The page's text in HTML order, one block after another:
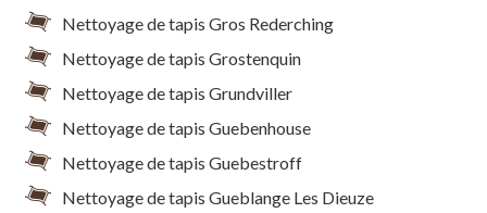
Nettoyage de tapis Gros Rederching
Nettoyage de tapis Grostenquin
Nettoyage de tapis Grundviller
Nettoyage de tapis Guebenhouse
Nettoyage de tapis Guebestroff
Nettoyage de tapis Gueblange Les Dieuze